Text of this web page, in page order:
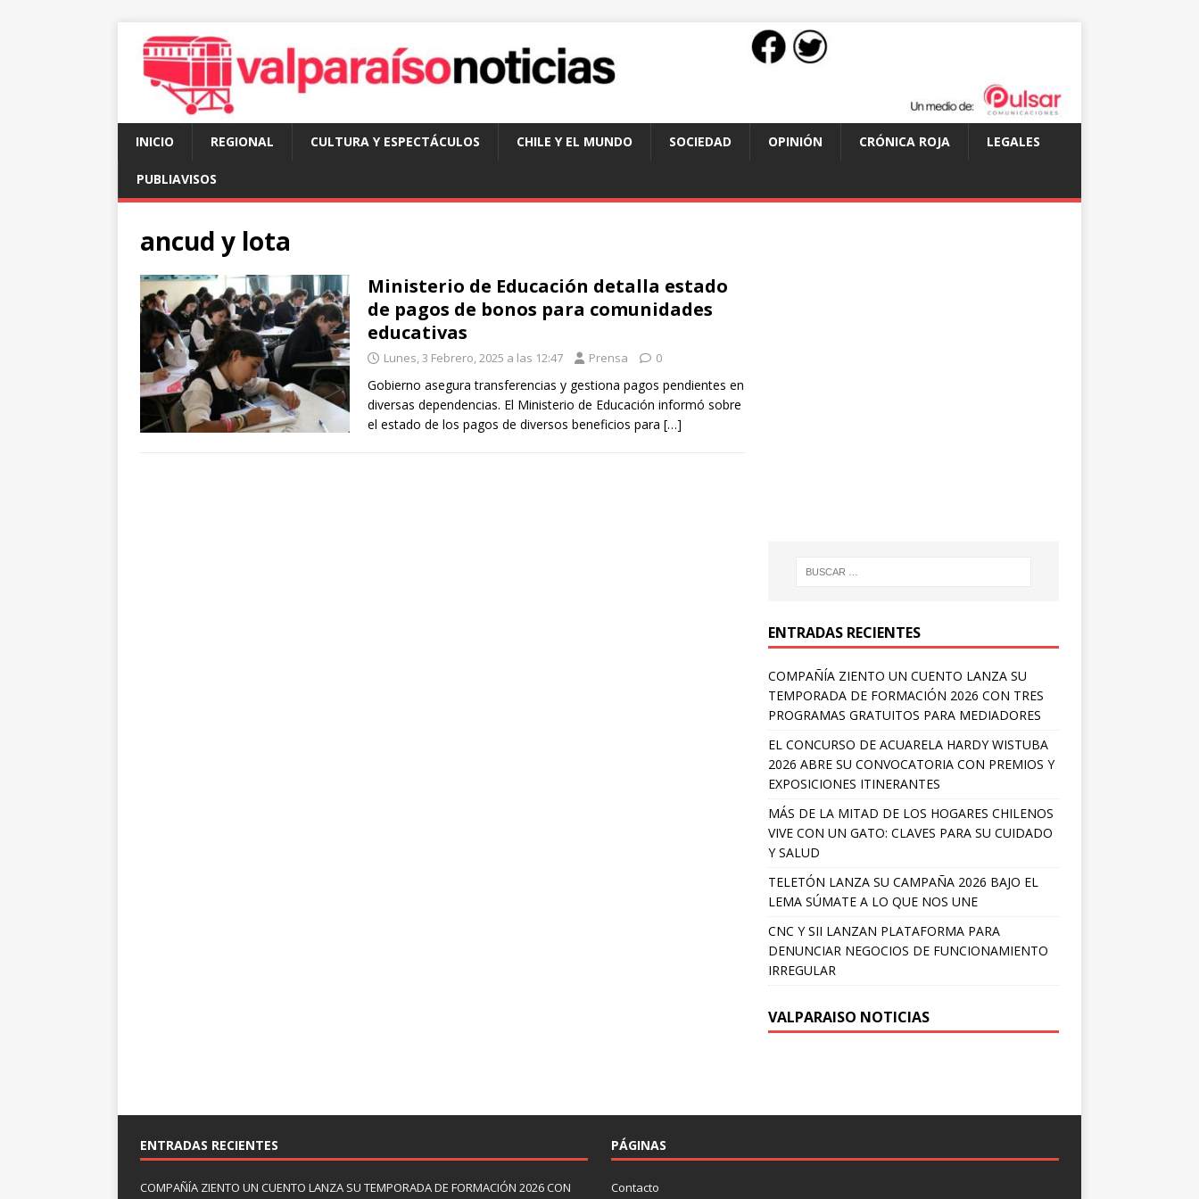
INICIO REGIONAL CULTURA Y ESPECTÁCULOS CHILE Y EL MUNDO SOCIEDAD OPINIÓN CRÓNICA ROJA LEGALES
PUBLIAVISOS
ancud y lota
Ministerio de Educación detalla estado
de pagos de bonos para comunidades
educativas
Lunes, 3 Febrero, 2025 a las 12:47 Prensa 0
Gobierno asegura transferencias y gestiona pagos pendientes en
diversas dependencias. El Ministerio de Educación informó sobre
el estado de los pagos de diversos beneficios para […]
ENTRADAS RECIENTES
COMPAÑÍA ZIENTO UN CUENTO LANZA SU
TEMPORADA DE FORMACIÓN 2026 CON TRES
PROGRAMAS GRATUITOS PARA MEDIADORES
EL CONCURSO DE ACUARELA HARDY WISTUBA
2026 ABRE SU CONVOCATORIA CON PREMIOS Y
EXPOSICIONES ITINERANTES
MÁS DE LA MITAD DE LOS HOGARES CHILENOS
VIVE CON UN GATO: CLAVES PARA SU CUIDADO
Y SALUD
TELETÓN LANZA SU CAMPAÑA 2026 BAJO EL
LEMA SÚMATE A LO QUE NOS UNE
CNC Y SII LANZAN PLATAFORMA PARA
DENUNCIAR NEGOCIOS DE FUNCIONAMIENTO
IRREGULAR
VALPARAISO NOTICIAS
ENTRADAS RECIENTES
COMPAÑÍA ZIENTO UN CUENTO LANZA SU TEMPORADA DE FORMACIÓN 2026 CON
PÁGINAS
Contacto